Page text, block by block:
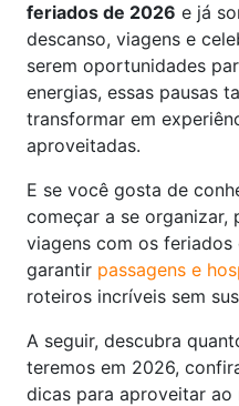
feriados de 2026 e já
descanso, viagens e
serem oportunidades
energias, essas pausas
transformar em
aproveitadas.
E se você gosta de
começar a se organizar,
viagens com os
garantir passagens e
roteiros incríveis sem
A seguir, descubra
teremos em 2026,
dicas para aproveitar